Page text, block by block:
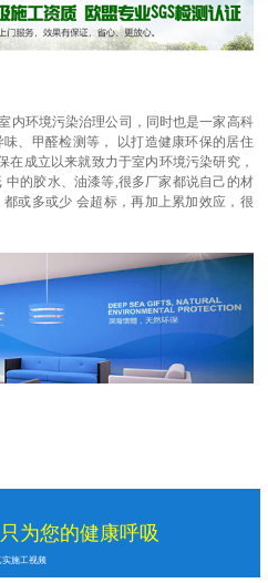
内环境污染治理公司，同时也是一家高科
、甲醛检测等， 以打造健康环保的居住
在成立以来就致力于室内环境污染研究，
的胶水、油漆等,很多厂家都说自己的材
或多或少 会超标，再加上累加效应，很
为您的健康呼吸
实施工视频